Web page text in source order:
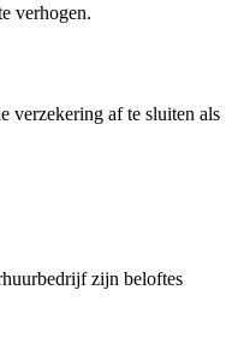
verhogen.
verzekering af te sluiten als
zijn beloftes